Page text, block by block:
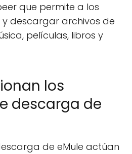
que permite a los
descargar archivos de
películas, libros y
los
descarga de
de eMule actúan